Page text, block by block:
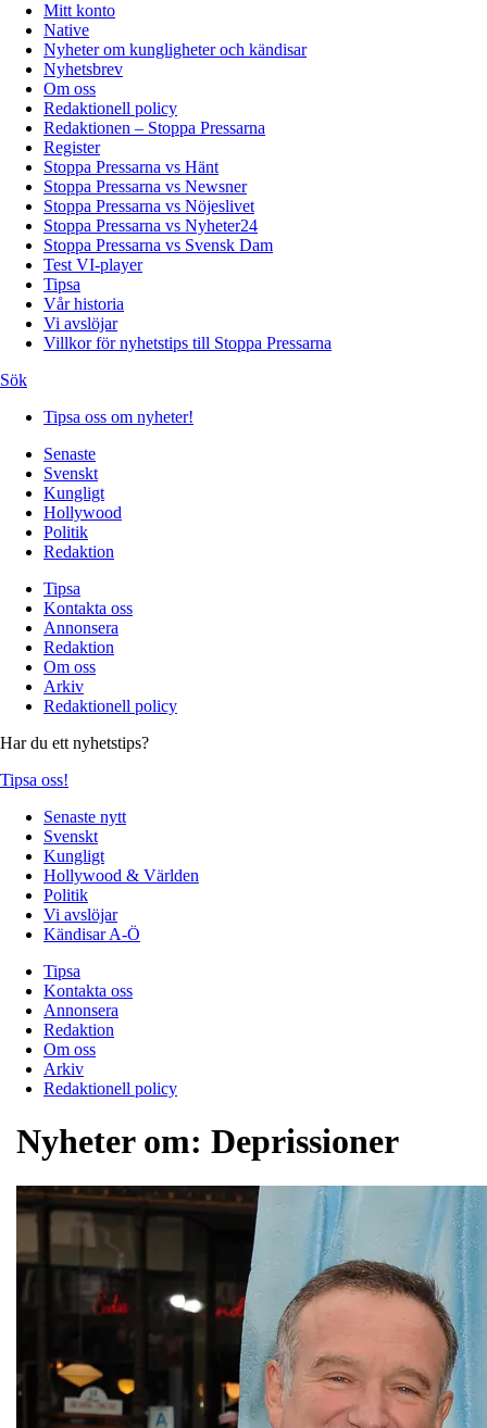
Mitt konto
Native
Nyheter om kungligheter och kändisar
Nyhetsbrev
Om oss
Redaktionell policy
Redaktionen – Stoppa Pressarna
Register
Stoppa Pressarna vs Hänt
Stoppa Pressarna vs Newsner
Stoppa Pressarna vs Nöjeslivet
Stoppa Pressarna vs Nyheter24
Stoppa Pressarna vs Svensk Dam
Test VI-player
Tipsa
Vår historia
Vi avslöjar
Villkor för nyhetstips till Stoppa Pressarna
Sök
Tipsa oss om nyheter!
Senaste
Svenskt
Kungligt
Hollywood
Politik
Redaktion
Tipsa
Kontakta oss
Annonsera
Redaktion
Om oss
Arkiv
Redaktionell policy
Har du ett nyhetstips?
Tipsa oss!
Senaste nytt
Svenskt
Kungligt
Hollywood & Världen
Politik
Vi avslöjar
Kändisar A-Ö
Tipsa
Kontakta oss
Annonsera
Redaktion
Om oss
Arkiv
Redaktionell policy
Nyheter om: Deprissioner